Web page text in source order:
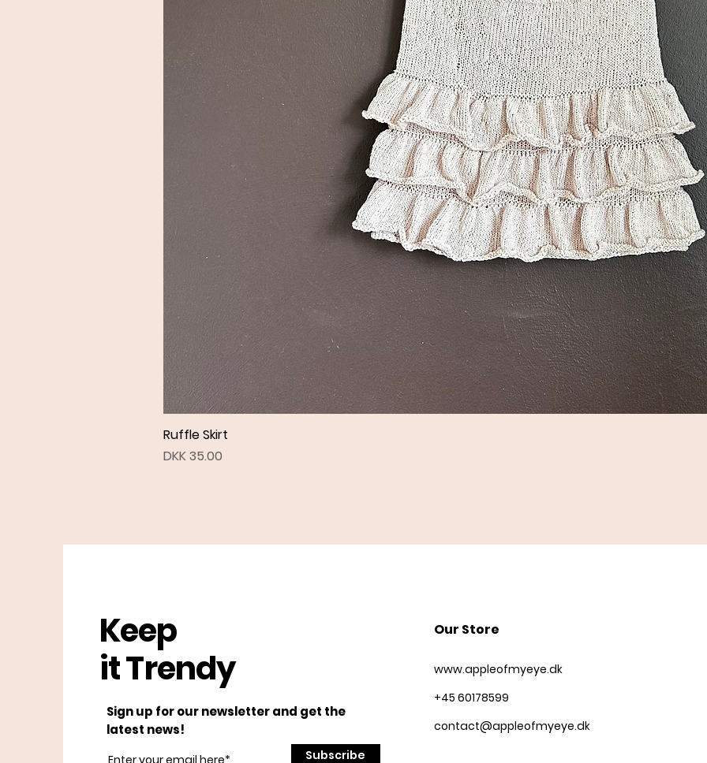
Ruffle Skirt
Price
DKK 35.00
Keep
it Trendy
Sign up for our newsletter and get the
latest news!
Subscribe
Our Store
www.appleofmyeye.dk
+45 60178599
contact@appleofmyeye.dk